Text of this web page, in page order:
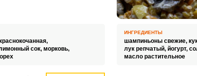
сок, морковь,
ИНГРЕДИЕНТЫ
шампиньоны свежие,
лук репчатый, йогурт,
масло растительное